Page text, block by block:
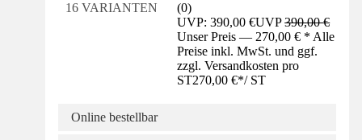
16 VARIANTEN (0)
UVP: 390,00 €UVP390,00 €
Unser Preis — 270,00 € * Alle
Preise inkl. MwSt. und ggf.
zzgl. Versandkosten pro
ST270,00 €*/ ST
Online bestellbar